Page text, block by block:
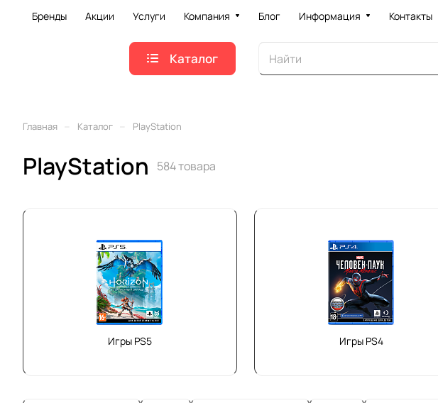
Бренды Акции Услуги Компания Блог Информация Контакты
Каталог
Главная Каталог PlayStation
PlayStation 584 товара
Игры PS5 Игры PS4